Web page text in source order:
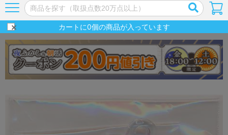
カートに0個の商品が入っています